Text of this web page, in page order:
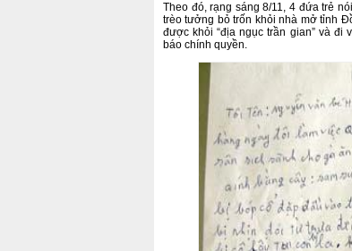
Theo đó, rạng sáng 8/11, 4 đứa trẻ
trèo tưởng bỏ trốn khỏi nhà mở tỉnh
được khỏi “địa ngục trần gian” và đi
báo chính quyền.